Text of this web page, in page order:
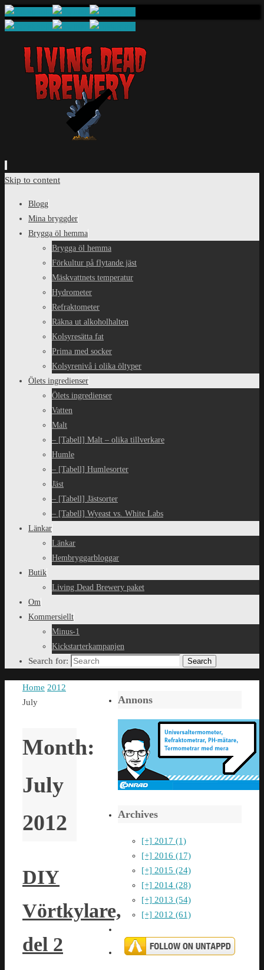
Skip to content
Blogg
Mina bryggder
Brygga öl hemma
Brygga öl hemma
Förkultur på flytande jäst
Mäskvattnets temperatur
Hydrometer
Refraktometer
Räkna ut alkoholhalten
Kolsyresätta fat
Prima med socker
Kolsyrenivå i olika öltyper
Ölets ingredienser
Ölets ingredienser
Vatten
Malt
– [Tabell] Malt – olika tillverkare
Humle
– [Tabell] Humlesorter
Jäst
– [Tabell] Jästsorter
– [Tabell] Wyeast vs. White Labs
Länkar
Länkar
Hembryggarbloggar
Butik
Living Dead Brewery paket
Om
Kommersiellt
Minus-1
Kickstarterkampanjen
Search for: Search
Home 2012
July
Month:
July
2012
DIY
Vörtkylare,
del 2
Annons
Archives
[+] 2017 (1)
[+] 2016 (17)
[+] 2015 (24)
[+] 2014 (28)
[+] 2013 (54)
[+] 2012 (61)